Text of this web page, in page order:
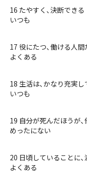
16 たやすく、決断できる
いつも
17 役にたつ、働ける人間
よくある
18 生活は、かなり充実し
いつも
19 自分が死んだほうが
めったにない
20 日頃していることに
よくある